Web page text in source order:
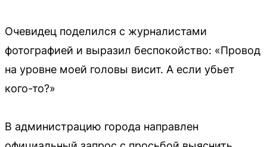
Очевидец поделился с журналистами
фотографией и выразил беспокойство: «Провод
на уровне моей головы висит. А если убьет
кого-то?»
В администрацию города направлен